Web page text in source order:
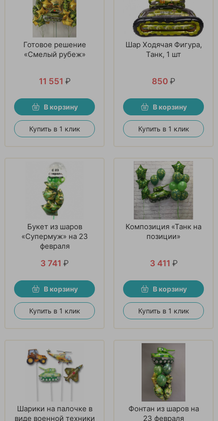
Готовое решение
«Смелый рубеж»
11 551 ₽
В корзину
Купить в 1 клик
Шар Ходячая Фигура,
Танк, 1 шт
850 ₽
В корзину
Купить в 1 клик
Букет из шаров
«Супермуж» на 23
февраля
3 741 ₽
В корзину
Купить в 1 клик
Композиция «Танк на
позиции»
3 411 ₽
В корзину
Купить в 1 клик
Шарики на палочке в
виде военной техники
Фонтан из шаров на
23 февраля